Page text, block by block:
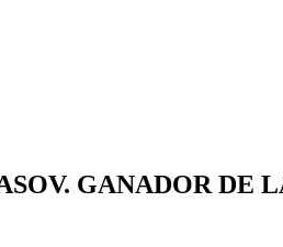
GANADOR DE